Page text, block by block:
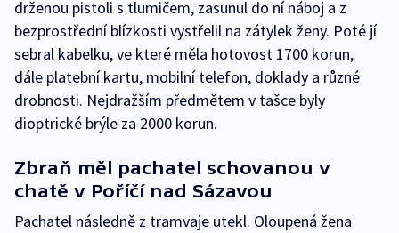
drženou pistoli s tlumičem, zasunul do ní náboj a z
bezprostřední blízkosti vystřelil na zátylek ženy. Poté jí
sebral kabelku, ve které měla hotovost 1700 korun,
dále platební kartu, mobilní telefon, doklady a různé
drobnosti. Nejdražším předmětem v tašce byly
dioptrické brýle za 2000 korun.
Zbraň měl pachatel schovanou v
chatě v Poříčí nad Sázavou
Pachatel následně z tramvaje utekl. Oloupená žena